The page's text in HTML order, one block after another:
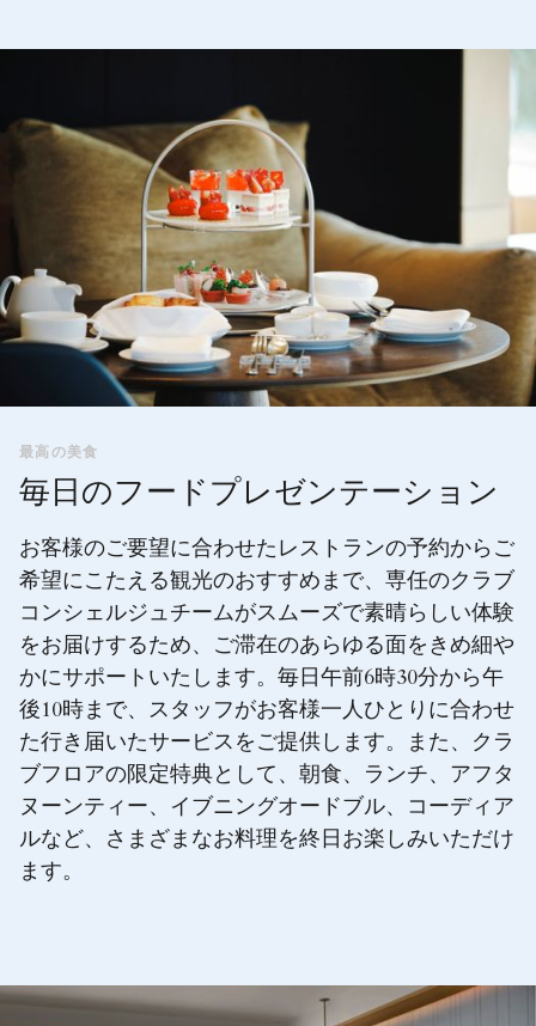
最高の美食
毎日のフードプレゼンテーション
お客様のご要望に合わせたレストランの予約からご
希望にこたえる観光のおすすめまで、専任のクラブ
コンシェルジュチームがスムーズで素晴らしい体験
をお届けするため、ご滞在のあらゆる面をきめ細や
かにサポートいたします。毎日午前6時30分から午
後10時まで、スタッフがお客様一人ひとりに合わせ
た行き届いたサービスをご提供します。また、クラ
ブフロアの限定特典として、朝食、ランチ、アフタ
ヌーンティー、イブニングオードブル、コーディア
ルなど、さまざまなお料理を終日お楽しみいただけ
ます。